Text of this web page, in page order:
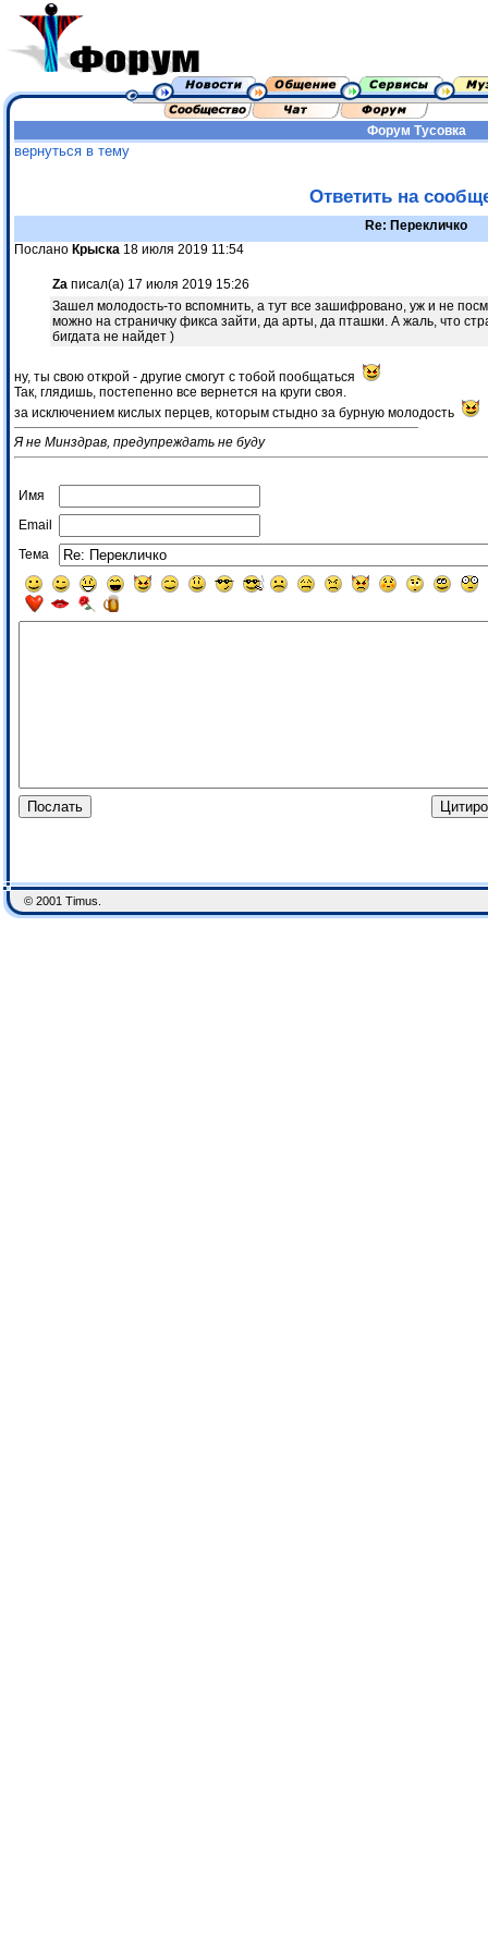
Форум Тусовка
вернуться в тему
Ответить на
Re: Перекличко
Послано Крыска 18 июля 2019 11:54
Za писал(а) 17 июля 2019 15:26
Зашел молодость-то вспомнить, а тут все зашифровано, уж и не
можно на страничку фикса зайти, да арты, да пташки. А жаль, что
бигдата не найдет )
ну, ты свою открой - другие смогут с тобой пообщаться
Так, глядишь, постепенно все вернется на круги своя.
за исключением кислых перцев, которым стыдно за бурную молодость
Я не Минздрав, предупреждать не буду
Имя
Email
Тема
© 2001 Timus.